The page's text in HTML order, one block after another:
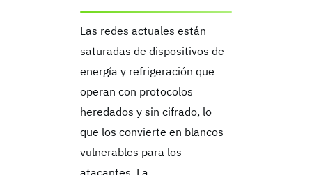
Las redes actuales están
saturadas de dispositivos de
energía y refrigeración que
operan con protocolos
heredados y sin cifrado, lo
que los convierte en blancos
vulnerables para los
atacantes. La